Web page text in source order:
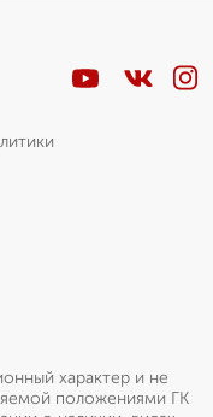
характер и не
положениями ГК